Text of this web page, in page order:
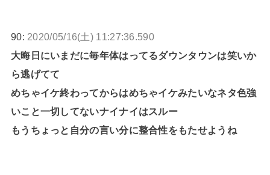
90: 2020/05/16(土) 11:27:36.590
大晦日にいまだに毎年体はってるダウンタウンは笑いか
ら逃げてて
めちゃイケ終わってからはめちゃイケみたいなネタ色強
いこと一切してないナイナイはスルー
もうちょっと自分の言い分に整合性をもたせようね